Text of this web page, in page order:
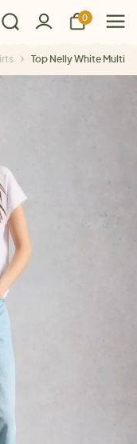
0
Top Nelly White Multi